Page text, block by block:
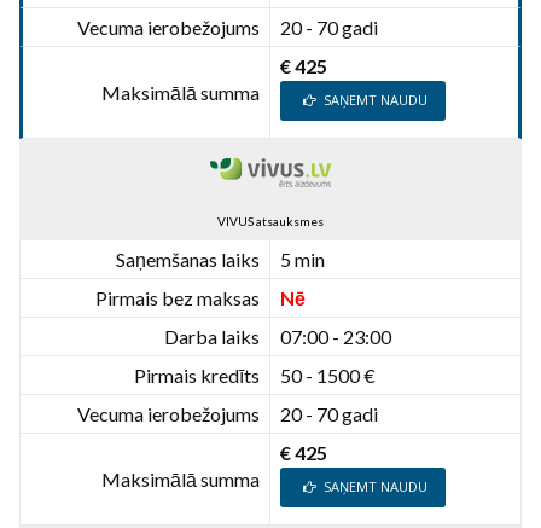
Vecuma ierobežojums
20 - 70 gadi
Maksimālā summa
€ 425
SAŅEMT NAUDU
VIVUS atsauksmes
Saņemšanas laiks
5 min
Pirmais bez maksas
Nē
Darba laiks
07:00 - 23:00
Pirmais kredīts
50 - 1500 €
Vecuma ierobežojums
20 - 70 gadi
Maksimālā summa
€ 425
SAŅEMT NAUDU